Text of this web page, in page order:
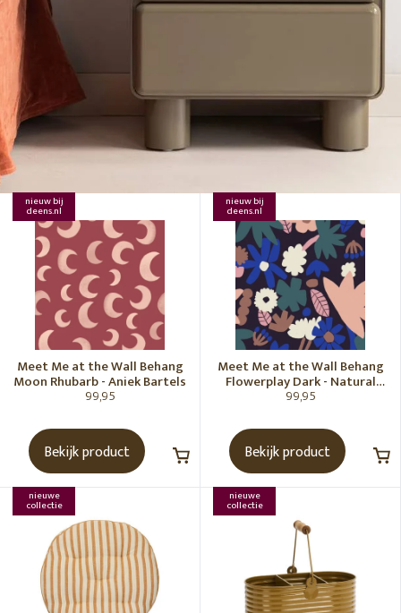
nieuw bij
deens.nl
Meet Me at the Wall Behang
Moon Rhubarb - Aniek Bartels
99,95
Bekijk product
nieuw bij
deens.nl
Meet Me at the Wall Behang
Flowerplay Dark - Natural
Noord
99,95
Bekijk product
nieuwe
collectie
nieuwe
collectie